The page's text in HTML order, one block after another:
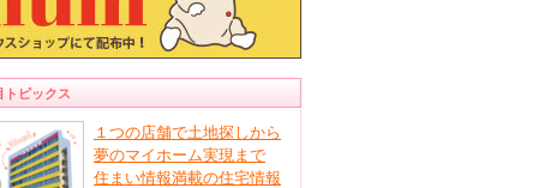
トピックス
１つの店舗で土地探しから
夢のマイホーム実現まで
住まい情報満載の住宅情報